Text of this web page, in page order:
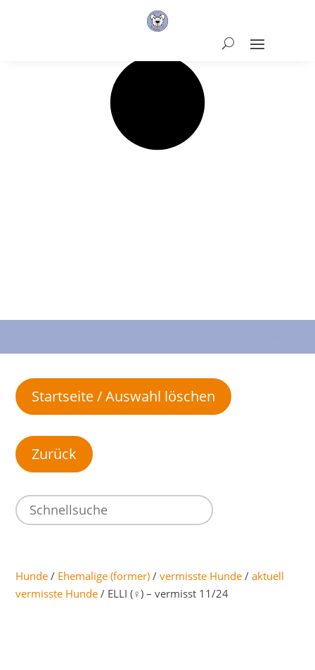
Startseite / Auswahl löschen
Hunde / Ehemalige (former) /vermisste Hunde /aktuell
vermisste Hunde / ELLI (♀) – vermisst 11/24